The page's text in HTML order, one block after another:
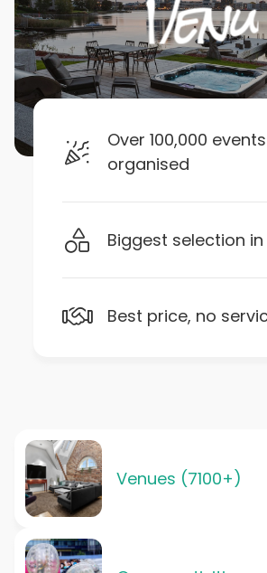
Over 100,000 events
organised
Biggest selection in
Best price, no
Venues (7100+)